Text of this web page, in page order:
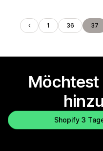
1 36 37
Möchtest
Shopify 3